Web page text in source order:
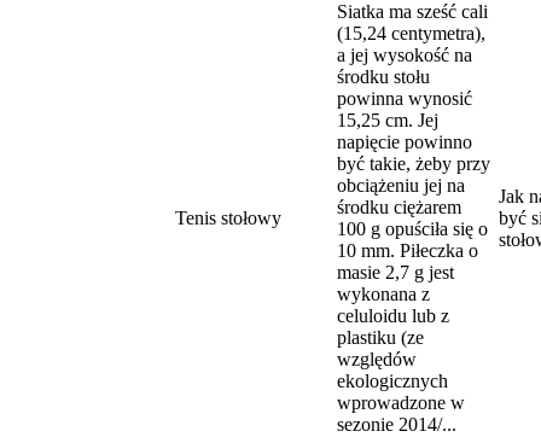
Tenis stołowy
Siatka ma sześć cali
(15,24 centymetra),
a jej wysokość na
środku stołu
powinna wynosić
15,25 cm. Jej
napięcie powinno
być takie, żeby przy
obciążeniu jej na
środku ciężarem
100 g opuściła się o
10 mm. Piłeczka o
masie 2,7 g jest
wykonana z
celuloidu lub z
plastiku (ze
względów
ekologicznych
wprowadzone w
sezonie 2014/...
Jak
być